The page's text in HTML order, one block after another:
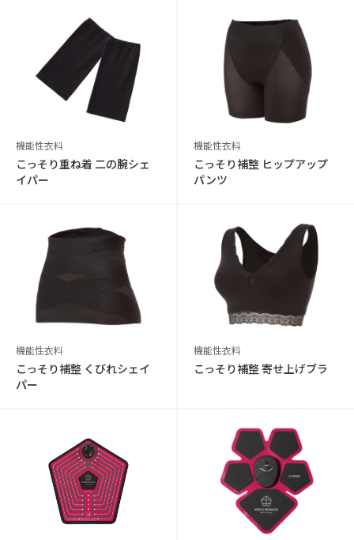
機能性衣料
こっそり重ね着 二の腕シェ
イパー
機能性衣料
こっそり補整 ヒップアップ
パンツ
機能性衣料
こっそり補整 くびれシェイ
パー
機能性衣料
こっそり補整 寄せ上げブラ